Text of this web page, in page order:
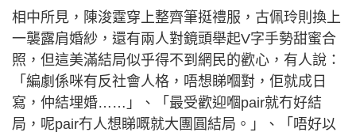
相中所見，陳浚霆穿上整齊筆挺禮服，古佩玲則換上
一襲露肩婚紗，還有兩人對鏡頭舉起V字手勢甜蜜合
照，但這美滿結局似乎得不到網民的歡心，有人說：
「編劇係咪有反社會人格，唔想睇嗰對，佢就成日
寫，仲結埋婚……」、「最受歡迎嗰pair就冇好結
局，呢pair冇人想睇嘅就大團圓結局。」、「唔好以